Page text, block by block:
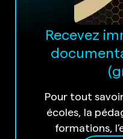
Recevez
Pour tout
écoles, la
formations,